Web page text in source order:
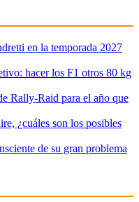
en la temporada 2027
hacer los F1 otros 80 kg
Rally-Raid para el año que
¿cuáles son los posibles
de su gran problema